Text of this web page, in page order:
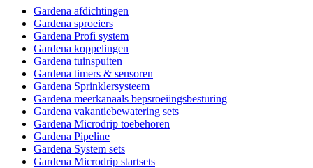
Gardena afdichtingen
Gardena sproeiers
Gardena Profi system
Gardena koppelingen
Gardena tuinspuiten
Gardena timers & sensoren
Gardena Sprinklersysteem
Gardena meerkanaals bepsroeiingsbesturing
Gardena vakantiebewatering sets
Gardena Microdrip toebehoren
Gardena Pipeline
Gardena System sets
Gardena Microdrip startsets